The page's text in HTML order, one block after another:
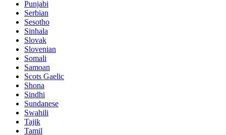
Punjabi
Serbian
Sesotho
Sinhala
Slovak
Slovenian
Somali
Samoan
Scots Gaelic
Shona
Sindhi
Sundanese
Swahili
Tajik
Tamil